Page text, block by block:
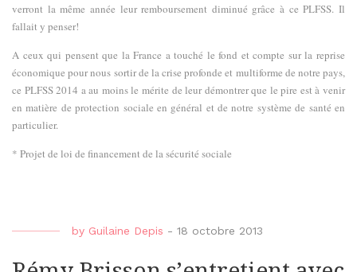
verront la même année leur remboursement diminué grâce à ce PLFSS. Il
fallait y penser!
A ceux qui pensent que la France a touché le fond et compte sur la reprise
économique pour nous sortir de la crise profonde et multiforme de notre pays,
ce PLFSS 2014 a au moins le mérite de leur démontrer que le pire est à venir
en matière de protection sociale en général et de notre système de santé en
particulier.
* Projet de loi de financement de la sécurité sociale
by Guilaine Depis - 18 octobre 2013